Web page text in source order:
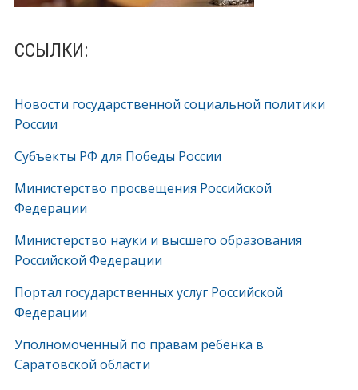
ССЫЛКИ:
Новости государственной социальной политики
России
Субъекты РФ для Победы России
Министерство просвещения Российской
Федерации
Министерство науки и высшего образования
Российской Федерации
Портал государственных услуг Российской
Федерации
Уполномоченный по правам ребёнка в
Саратовской области